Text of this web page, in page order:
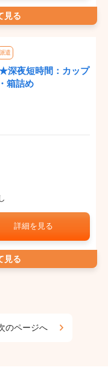
見る
派遣
深夜短時間：カップ
箱詰め
詳細を見る
見る
のページへ